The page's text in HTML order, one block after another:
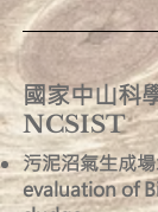
國家中山科
NCSIST
污泥沼氣生成
evaluation of